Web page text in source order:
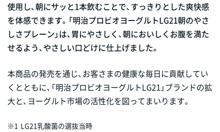
使用し、朝にサッと1本飲むことで、すっきりとした爽快感
を体感できます。「明治プロビオヨーグルトLG21朝のやさ
しさプレーン」は、胃にやさしく、朝においしくお腹を満た
せるよう、やさしい口どけに仕上げました。
本商品の発売を通じ、お客さまの健康な毎日に貢献してい
くとともに、「明治プロビオヨーグルトLG21」ブランドの拡
大と、ヨーグルト市場の活性化を図ってまいります。
※1 LG21乳酸菌の選抜当時